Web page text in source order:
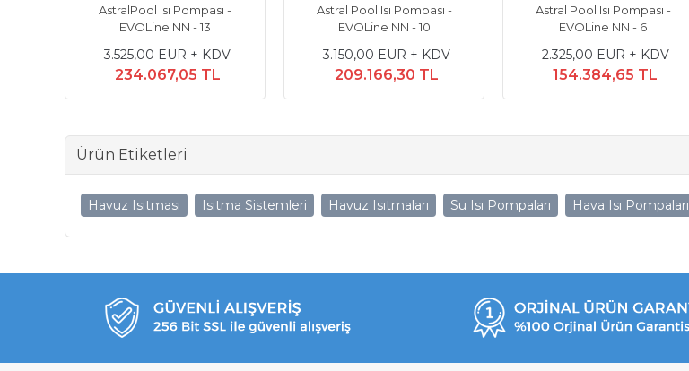
AstralPool Isı Pompası -
EVOLine NN - 13
3.525,00 EUR + KDV
234.067,05 TL
Astral Pool Isı Pompası -
EVOLine NN - 10
3.150,00 EUR + KDV
209.166,30 TL
Astral Pool Isı Pompası -
EVOLine NN - 6
2.325,00 EUR + KDV
154.384,65 TL
Ürün Etiketleri
Havuz Isıtması Isıtma Sistemleri Havuz Isıtmaları Su Isı Pompaları Hava Isı Pompaları